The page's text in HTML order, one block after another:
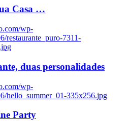
Casa …
wp-
restaurante_puro-7311-
duas personalidades
wp-
hello_summer_01-335x256.jpg
Party